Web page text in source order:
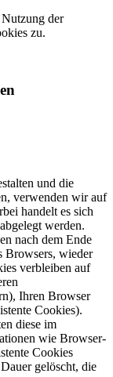
der
zu.
und die
verwenden wir auf
handelt es sich
werden.
nach dem Ende
Browsers, wieder
verbleiben auf
Ihren Browser
Cookies).
diese im
wie Browser-
Cookies
gelöscht, die